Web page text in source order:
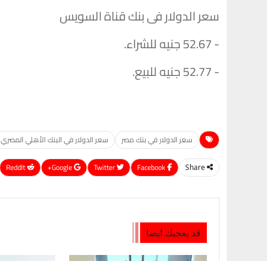
سعر الدولار فى بنك قناة السويس
- 52.67 جنيه للشراء.
- 52.77 جنيه للبيع.
سعر الدولار في بنك مصر سعر الدولار في البنك الأهلي المصري
Share
Google+
ReddIt
قد يعجبك ايضا